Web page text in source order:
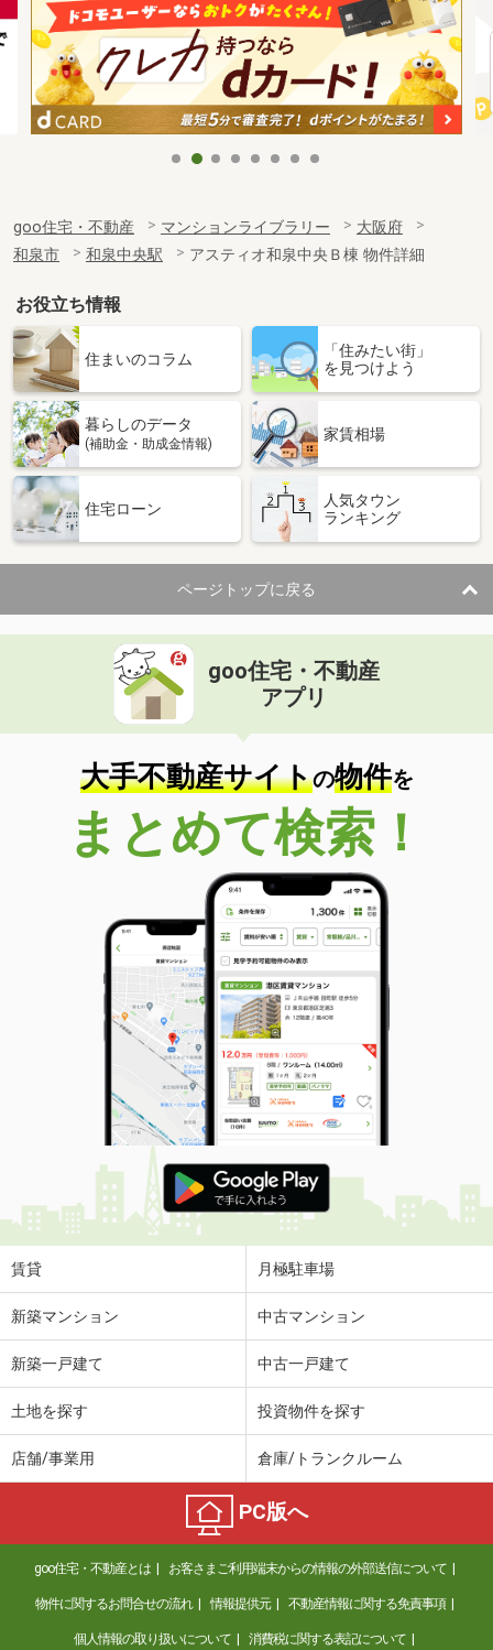
goo住宅・不動産 マンションライブラリー
大阪府
和泉市
和泉中央駅 アスティオ和泉中央Ｂ棟 物件詳細
お役立ち情報
住まいのコラム
「住みたい街」
を見つけよう
暮らしのデータ
(補助金・助成金情報)
家賃相場
住宅ローン
人気タウン
ランキング
ページトップに戻る
goo住宅・不動産
アプリ
大手不動産サイトの物件を
まとめて検索！
賃貸 月極駐車場
新築マンション 中古マンション
新築一戸建て 中古一戸建て
土地を探す 投資物件を探す
店舗/事業用 倉庫/トランクルーム
PC版へ
goo住宅・不動産とは お客さまご利用端末からの情報の外部送信について
物件に関するお問合せの流れ 情報提供元 不動産情報に関する免責事項
個人情報の取り扱いについて 消費税に関する表記について